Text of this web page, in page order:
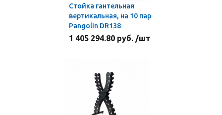
Стойка гантельная
вертикальная, на 10 пар
Pangolin DR138
1 405 294.80 руб. /шт